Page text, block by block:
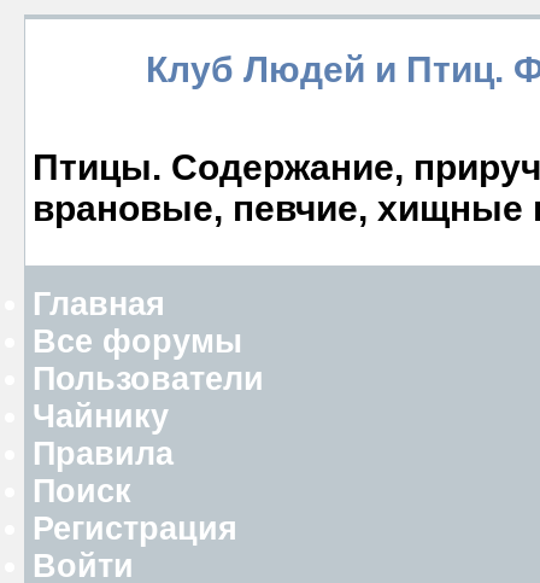
Клуб Людей и Птиц.
Птицы. Содержание,
врановые, певчие, хищные
Главная
Все форумы
Пользователи
Чайнику
Правила
Поиск
Регистрация
Войти